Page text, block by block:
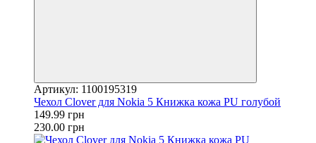
Артикул: 1100195319
Чехол Clover для Nokia 5 Книжка кожа PU голубой
149.99 грн
230.00 грн